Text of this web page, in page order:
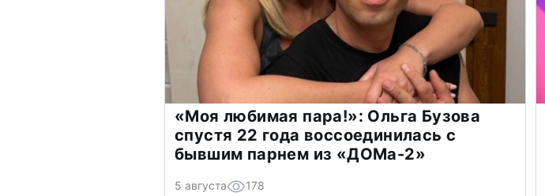
«Моя любимая пара!»: Ольга Бузова
спустя 22 года воссоединилась с
бывшим парнем из «ДОМа-2»
5 августа 178